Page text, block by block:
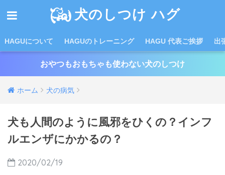
犬のしつけ ハグ
HAGUについて HAGUのトレーニング HAGU 代表ご挨拶 出
おやつもおもちゃも使わない犬のしつけ
ホーム 犬の病気
犬も人間のように風邪をひくの？インフ
ルエンザにかかるの？
2020/02/19